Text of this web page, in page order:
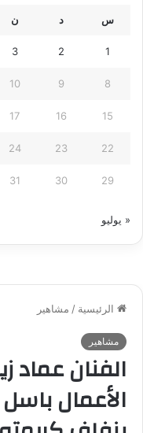
س د ن
1
2
3
8
9
10
15
16
17
22
23
24
29
30
31
« يوليو